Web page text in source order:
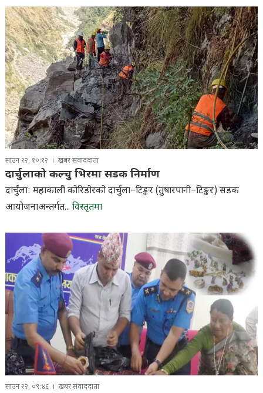
साउन २२, १०:१२ खबर संवाददाता
दार्चुलाको कल्चु भिरमा सडक निर्माण
दार्चुला: महाकाली कोरिडोरको दार्चुला–टिङ्कर (तुषारपानी–टिङ्कर) सडक
आयोजनाअन्तर्गत... विस्तृतमा
साउन २२, ०९:४६ खबर संवाददाता